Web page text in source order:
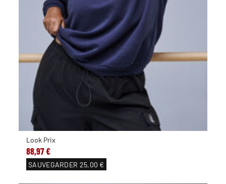
Look Prix
88,97 €
SAUVEGARDER 25,00 €